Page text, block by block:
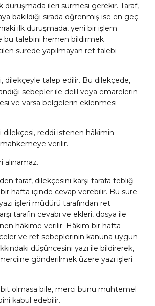
duruşmada ileri sürmesi gerekir. Taraf,
bakıldığı sırada öğrenmiş ise en geç
ilk duruşmada, yeni bir işlem
bu talebini hemen bildirmek
sürede yapılmayan ret talebi
dilekçeyle talep edilir. Bu dilekçede,
sebepler ile delil veya emarelerin
ve varsa belgelerin eklenmesi
dilekçesi, reddi istenen hâkimin
verilir.
alınamaz.
taraf, dilekçesini karşı tarafa tebliğ
bir hafta içinde cevap verebilir. Bu süre
işleri müdürü tarafından ret
tarafın cevabı ve ekleri, dosya ile
hâkime verilir. Hâkim bir hafta
ve ret sebeplerinin kanuna uygun
düşüncesini yazı ile bildirerek,
gönderilmek üzere yazı işleri
olmasa bile, merci bunu muhtemel
kabul edebilir.